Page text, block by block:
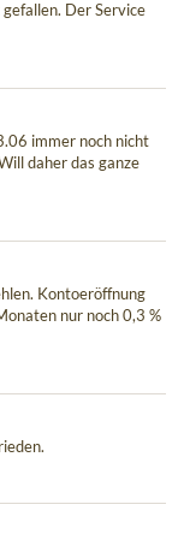
Der Service
immer noch nicht
daher das ganze
Kontoeröffnung
nur noch 0,3 %